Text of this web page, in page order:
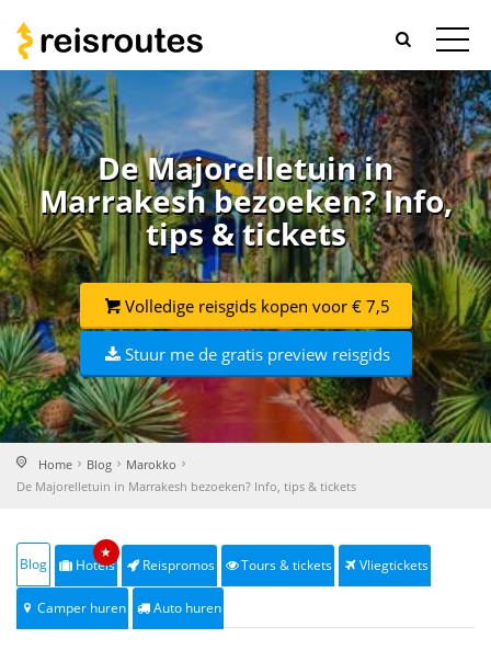
De Majorelletuin in
Marrakesh bezoeken? Info,
tips & tickets
Volledige reisgids kopen voor € 7,5
Stuur me de gratis preview reisgids
Home Blog
Marokko
De Majorelletuin in Marrakesh bezoeken? Info, tips & tickets
Blog Hotels
★
Reispromos Tours & tickets Vliegtickets
Camper huren Auto huren